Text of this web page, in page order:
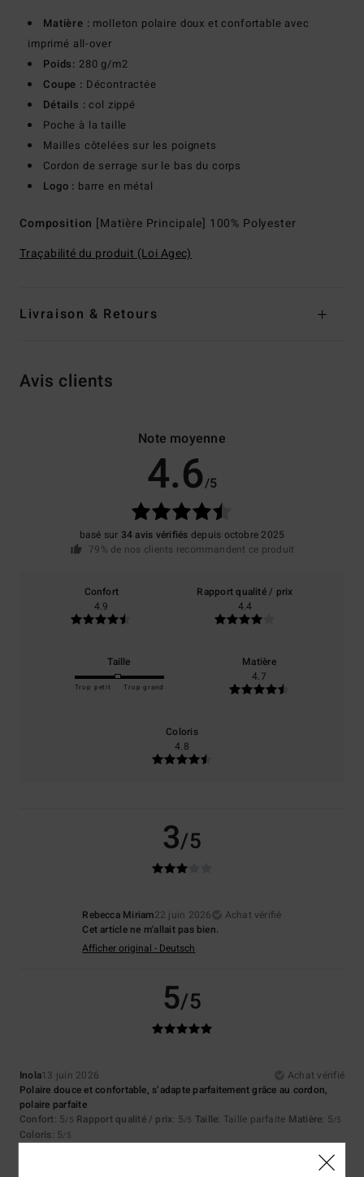
Matière : molleton polaire doux et confortable avec
imprimé all-over
Poids: 280 g/m2
Coupe : Décontractée
Détails : col zippé
Poche à la taille
Mailles côtelées sur les poignets
Cordon de serrage sur le bas du corps
Logo : barre en métal
Composition [Matière Principale] 100% Polyester
Traçabilité du produit (Loi Agec)
Livraison & Retours
Avis clients
Note moyenne
4.6/5
basé sur 34 avis vérifiés depuis octobre 2025
79% de nos clients recommandent ce produit
Confort
4.9
Rapport qualité / prix
4.4
Taille
Trop petit Trop grand
Matière
4.7
Coloris
4.8
3/5
Rebecca Miriam22 juin 2026
Achat vérifié
Cet article ne m'allait pas bien.
Afficher original - Deutsch
5/5
Inola13 juin 2026
Achat vérifié
Polaire douce et confortable, s’adapte parfaitement grâce au cordon,
polaire parfaite
Confort: 5/5 Rapport qualité / prix: 5/5 Taille: Taille parfaite Matière: 5/5
Coloris: 5/5